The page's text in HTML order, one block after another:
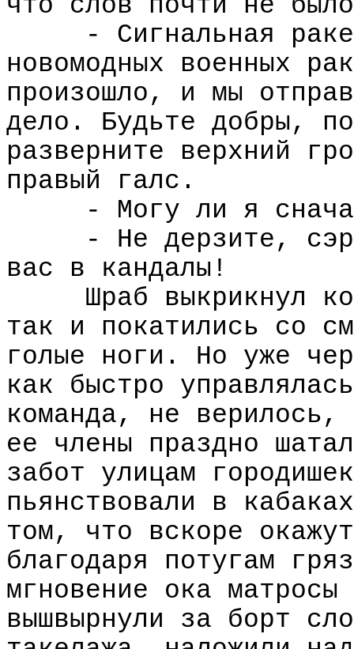
что слов почти не
- Сигнальная
новомодных военных
произошло, и мы
дело. Будьте добры,
разверните верхний
правый галс.
- Могу ли я
- Не дерзите,
вас в кандалы!
Шраб выкрикнул
так и покатились со
голые ноги. Но уже
как быстро
команда, не верилось,
ее члены праздно
забот улицам
пьянствовали в
том, что вскоре
благодаря потугам
мгновение ока
вышвырнули за борт